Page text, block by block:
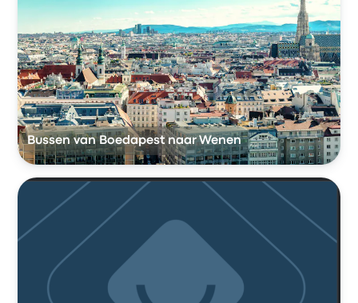
Bussen van Boedapest naar Wenen